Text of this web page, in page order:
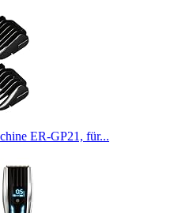
ER-GP21, für...